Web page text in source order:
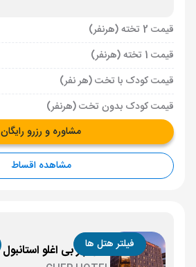
فیلتر هتل ها
قیمت 2 تخته (هرنفر)
قیمت 1 تخته (هرنفر)
قیمت کودک با تخت (هر نفر)
قیمت کودک بدون تخت (هرنفر)
مشاوره و رزرو رایگان
مشاهده اقساط
هتل چر بی اغلو استانبول